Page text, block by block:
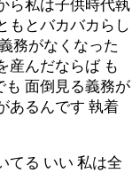
ら私は子供時代執
もとバカバカらし
務がなくなった
産んだならば も
も 面倒見る義務が
あるんです 執着
てる いい 私は全